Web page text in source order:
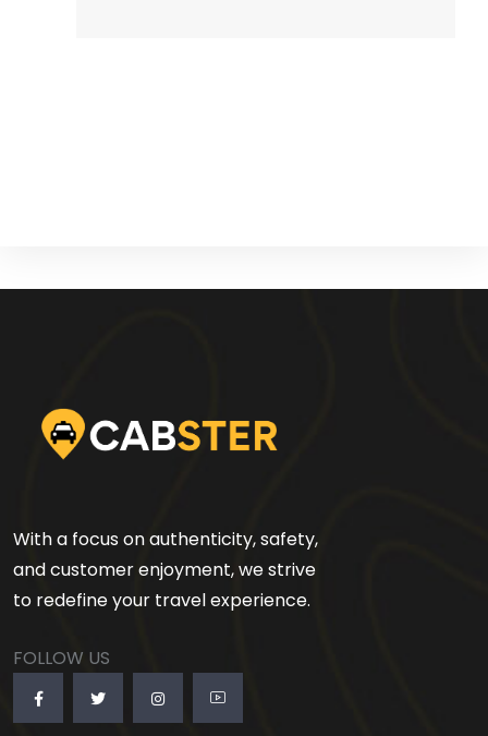
With a focus on authenticity, safety,
and customer enjoyment, we strive
to redefine your travel experience.
FOLLOW US